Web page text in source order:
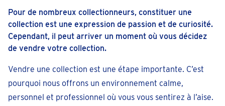
Pour de nombreux collectionneurs, constituer une
collection est une expression de passion et de curiosité.
Cependant, il peut arriver un moment où vous décidez
de vendre votre collection.
Vendre une collection est une étape importante. C’est
pourquoi nous offrons un environnement calme,
personnel et professionnel où vous vous sentirez à l’aise.